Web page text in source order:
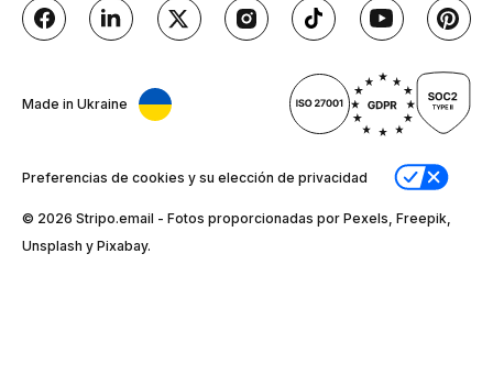
Made in Ukraine
Preferencias de cookies y su elección de privacidad
© 2026 Stripо.email - Fotos proporcionadas por Pexels, Freepik,
Unsplash y Pixabay.